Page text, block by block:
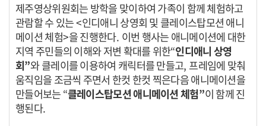
제주영상위원회는 방학을 맞이하여 가족이 함께 체험하고
관람할 수 있는<인디애니 상영회 및 클레이스탑모션 애니
메이션 체험>을 진행한다. 이번 행사는애니메이션에 대한
지역 주민들의 이해와 저변 확대를 위한“인디애니 상영
회”와 클레이를 이용하여 캐릭터를 만들고, 프레임에 맞춰
움직임을 조금씩 주면서 한컷 한컷 찍은다음 애니메이션을
만들어보는“클레이스탑모션 애니메이션 체험”이 함께 진
행된다.